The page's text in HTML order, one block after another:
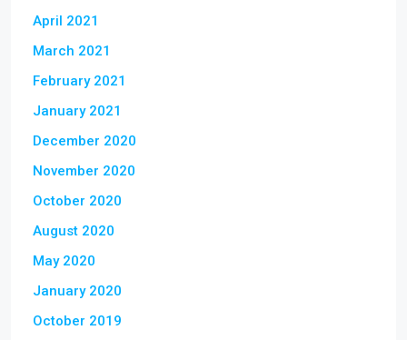
April 2021
March 2021
February 2021
January 2021
December 2020
November 2020
October 2020
August 2020
May 2020
January 2020
October 2019